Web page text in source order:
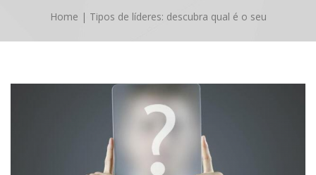
Home | Tipos de líderes: descubra qual é o seu